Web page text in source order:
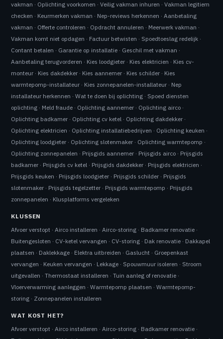
vakman · Oplichting voorkomen ·Veilig vakman inhuren ·Vakman legitiem
checken · Keurmerken vakman · Nep-reviews herkennen ·Aanbetaling
vakman · Offerte controleren · Opdracht annuleren · Meerwerk vakman ·
Vakman komt niet opdagen · Factuur betwisten · Spoedtoeslag redelijk ·
Contant betalen · Garantie op installatie · Geschil met vakman ·
Aanbetaling terugvorderen · Kies loodgieter · Kies elektricien · Kies cv-
monteur · Kies dakdekker · Kies aannemer · Kies schilder · Kies
warmtepomp-installateur · Kies zonnepanelen-installateur · Nep
installateur herkennen ·Wat te doen bij oplichting · Spoed diensten
oplichting · Meld fraude · Oplichting aannemer · Oplichting airco ·
Oplichting badkamer · Oplichting cv ketel · Oplichting dakdekker ·
Oplichting elektricien · Oplichting installatiebedrijven · Oplichting keuken ·
Oplichting loodgieter · Oplichting slotenmaker · Oplichting warmtepomp ·
Oplichting zonnepanelen · Prijsgids aannemer · Prijsgids airco · Prijsgids
badkamer · Prijsgids cv ketel · Prijsgids dakdekker · Prijsgids elektricien ·
Prijsgids keuken · Prijsgids loodgieter · Prijsgids schilder · Prijsgids
slotenmaker · Prijsgids tegelzetter · Prijsgids warmtepomp · Prijsgids
zonnepanelen · Klusplatforms vergeleken
KLUSSEN
Afvoer verstopt ·Airco installeren ·Airco-storing · Badkamer renovatie ·
Buitengesloten · CV-ketel vervangen · CV-storing · Dak renovatie · Dakkapel
plaatsen · Daklekkage · Elektra uitbreiden · Gaslucht · Groepenkast
vervangen · Keuken vervangen · Lekkage · Spouwmuur isoleren · Stroom
uitgevallen ·Thermostaat installeren ·Tuin aanleg of renovatie ·
Vloerverwarming aanleggen ·Warmtepomp plaatsen ·Warmtepomp-
storing · Zonnepanelen installeren
WAT KOST HET?
Afvoer verstopt ·Airco installeren ·Airco-storing · Badkamer renovatie ·